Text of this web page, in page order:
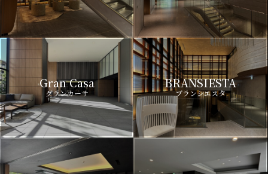
Gran Casa
グランカーサ
BRANSIESTA
ブランシエスタ